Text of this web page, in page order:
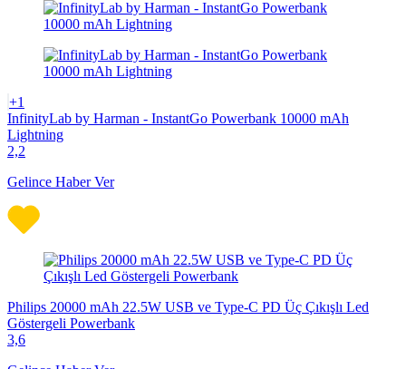
+1
InfinityLab by Harman - InstantGo Powerbank 10000 mAh
Lightning
2,2
Gelince Haber Ver
Philips 20000 mAh 22.5W USB ve Type-C PD Üç Çıkışlı Led
Göstergeli Powerbank
3,6